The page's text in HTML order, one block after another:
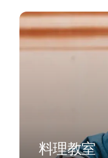
料理教室